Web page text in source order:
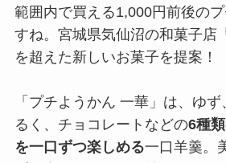
範囲内で買える1,000円前後の
すね。宮城県気仙沼の和菓子店
を超えた新しいお菓子を提案！
「プチようかん 一華」は、ゆ
るく、チョコレートなどの6種
を一口ずつ楽しめる一口羊羹。